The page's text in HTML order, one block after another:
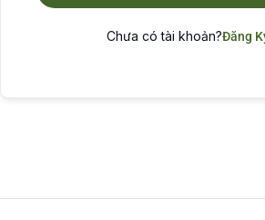
Chưa có tài khoản?Đăng